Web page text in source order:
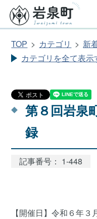
TOP カテゴリ 新
カテゴリを全て表示
第８回岩泉
録
記事番号： 1-448
【開催日】令和６年３